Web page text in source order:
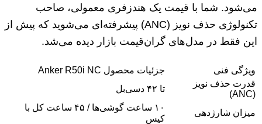
می‌شود. شما با قیمت یک هندزفری معمولی، صاحب
تکنولوژی حذف نویز (ANC) پیشرفته‌ای می‌شوید که پیش از
این فقط در مدل‌های گران‌قیمت بازار دیده می‌شد.
ویژگی فنی
جزئیات محصول Anker R50i NC
قدرت حذف نویز
(ANC)
تا ۴۲ دسی‌بل
میزان شارژدهی
۱۰ ساعت گوشی‌ها / ۴۵ ساعت کل با
کیس